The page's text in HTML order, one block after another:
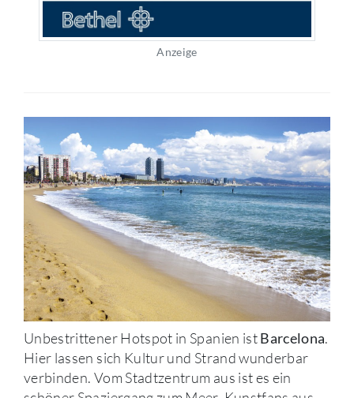
Anzeige
Unbestrittener Hotspot in Spanien istBarcelona.
Hier lassen sich Kultur und Strand wunderbar
verbinden. Vom Stadtzentrum aus ist es ein